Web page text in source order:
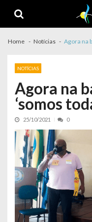
Home Notícias Agora na
NOTÍCIAS
Agora na
‘somos
25/10/2021 0